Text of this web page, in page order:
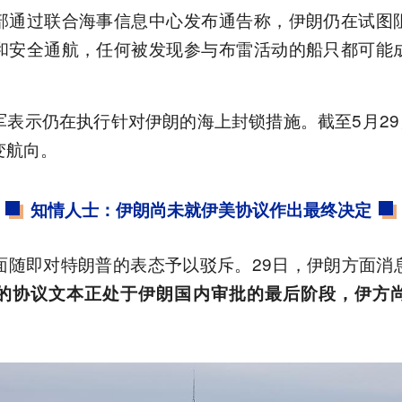
通过联合海事信息中心发布通告称，伊朗仍在试图
安全通航，任何被发现参与布雷活动的船只都可能
表示仍在执行针对伊朗的海上封锁措施。截至5月
向。
知情人士：伊朗尚未就伊美协议作出最终决定
随即对特朗普的表态予以驳斥。29日，伊朗方面消
协议文本正处于伊朗国内审批的最后阶段，伊方